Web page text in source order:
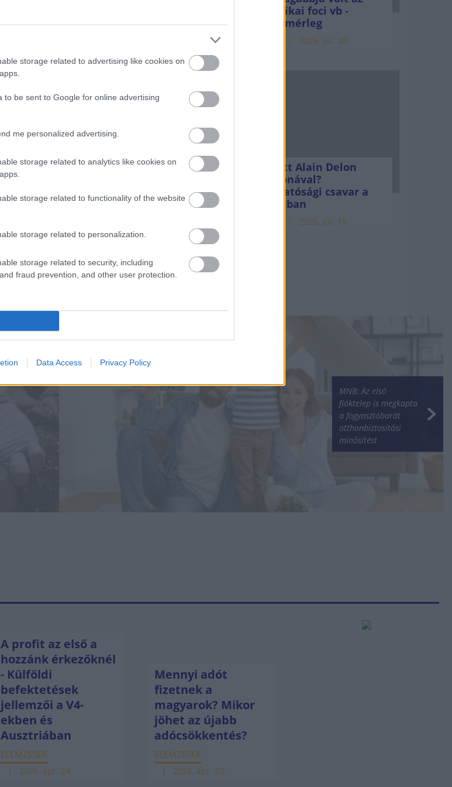
storage related to advertising like cookies on
to be sent to Google for online advertising
me personalized advertising.
storage related to analytics like cookies on
storage related to functionality of the website
storage related to personalization.
storage related to security, including
fraud prevention, and other user protection.
Data Access Privacy Policy
a somogyi
átlagos fizetési határidőt szabtak
közleményében.
amerikai foci vb -
gyorsmérleg
2026. júl. 20.
Mi lett Alain Delon
vagyonával?
Adóhatósági csavar a
sztoriban
2026. júl. 19.
MNB: Az első
fióktelep is megkapta
a fogyasztóbarát
otthonbiztosítási
minősítést
A profit az első a
hozzánk érkezőknél
- Külföldi
befektetések
jellemzői a V4-
ekben és
Ausztriában
ELEMZÉSEK
2026. ápr. 24.
Mennyi adót
fizetnek a
magyarok? Mikor
jöhet az újabb
adócsökkentés?
ELEMZÉSEK
2026. ápr. 23.